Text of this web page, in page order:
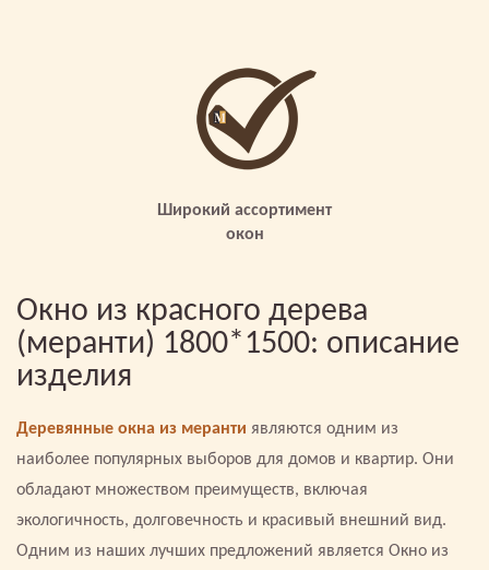
Широкий ассортимент
окон
Окно из красного дерева
(меранти) 1800*1500: описание
изделия
Деревянные окна из меранти являются одним из
наиболее популярных выборов для домов и квартир. Они
обладают множеством преимуществ, включая
экологичность, долговечность и красивый внешний вид.
Одним из наших лучших предложений является Окно из